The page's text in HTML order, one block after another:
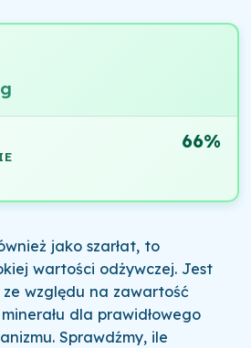
66%
jako szarłat, to
wartości odżywczej. Jest
względu na zawartość
dla prawidłowego
Sprawdźmy, ile